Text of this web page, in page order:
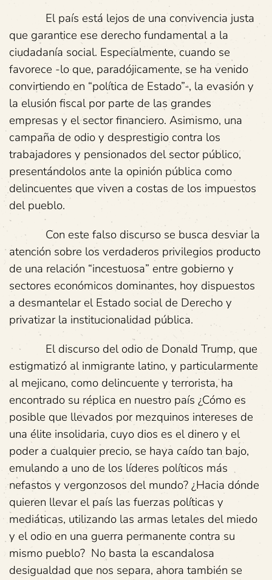
El país está lejos de una convivencia justa
que garantice ese derecho fundamental a la
ciudadanía social. Especialmente, cuando se
favorece -lo que, paradójicamente, se ha venido
convirtiendo en “política de Estado”-, la evasión y
la elusión fiscal por parte de las grandes
empresas y el sector financiero. Asimismo, una
campaña de odio y desprestigio contra los
trabajadores y pensionados del sector público,
presentándolos ante la opinión pública como
delincuentes que viven a costas de los impuestos
del pueblo.
Con este falso discurso se busca desviar la
atención sobre los verdaderos privilegios producto
de una relación “incestuosa” entre gobierno y
sectores económicos dominantes, hoy dispuestos
a desmantelar el Estado social de Derecho y
privatizar la institucionalidad pública.
El discurso del odio de Donald Trump, que
estigmatizó al inmigrante latino, y particularmente
al mejicano, como delincuente y terrorista, ha
encontrado su réplica en nuestro país ¿Cómo es
posible que llevados por mezquinos intereses de
una élite insolidaria, cuyo dios es el dinero y el
poder a cualquier precio, se haya caído tan bajo,
emulando a uno de los líderes políticos más
nefastos y vergonzosos del mundo? ¿Hacia dónde
quieren llevar el país las fuerzas políticas y
mediáticas, utilizando las armas letales del miedo
y el odio en una guerra permanente contra su
mismo pueblo? No basta la escandalosa
desigualdad que nos separa, ahora también se